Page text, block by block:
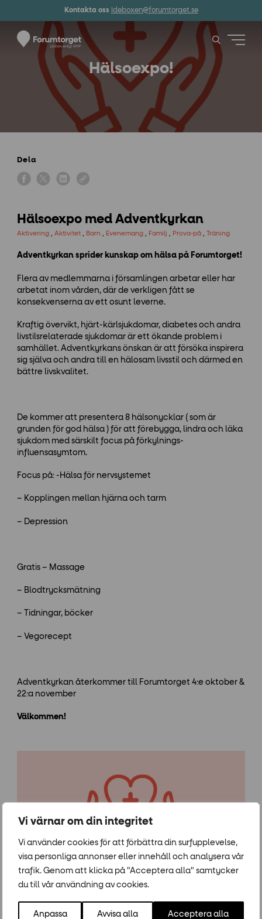
Vi värnar om din integritet
Vi använder cookies för att förbättra din surfupplevelse,
visa personliga annonser eller innehåll och analysera vår
trafik. Genom att klicka på "Acceptera alla" samtycker
du till vår användning av cookies.
Anpassa Avvisa alla Acceptera alla
Kontakta oss Ideboxen@forumtorget.se
Hälsoexpo!
Dela
Hälsoexpo med Adventkyrkan
Aktivering Aktivitet Barn Evenemang Familj Prova-på Träning
Adventkyrkan sprider kunskap om hälsa på Forumtorget!
Flera av medlemmarna i församlingen arbetar eller har
arbetat inom vården, där de verkligen fått se
konsekvenserna av ett osunt leverne.
Kraftig övervikt, hjärt-kärlsjukdomar, diabetes och andra
livstilsrelaterade sjukdomar är ett ökande problem i
samhället. Adventkyrkans önskan är att försöka inspirera
sig själva och andra till en hälosam livsstil och därmed en
bättre livskvalitet.
De kommer att presentera 8 hälsonycklar ( som är
grunden för god hälsa ) för att förebygga, lindra och läka
sjukdom med särskilt focus på förkylnings-
influensasymtom.
Focus på: -Hälsa för nervsystemet
– Kopplingen mellan hjärna och tarm
– Depression
Gratis – Massage
– Blodtrycksmätning
– Tidningar, böcker
– Vegorecept
Adventkyrkan återkommer till Forumtorget 4:e oktober &
22:a november
Välkommen!
Arrangör: Forumtorget